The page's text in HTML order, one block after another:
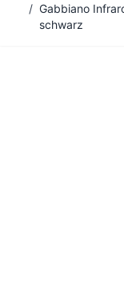
/ Gabbiano
schwarz